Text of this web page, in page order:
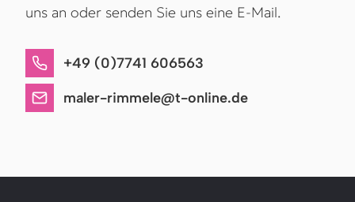
uns an oder senden Sie uns eine E-Mail.
+49 (0)7741 606563
maler-rimmele@t-online.de